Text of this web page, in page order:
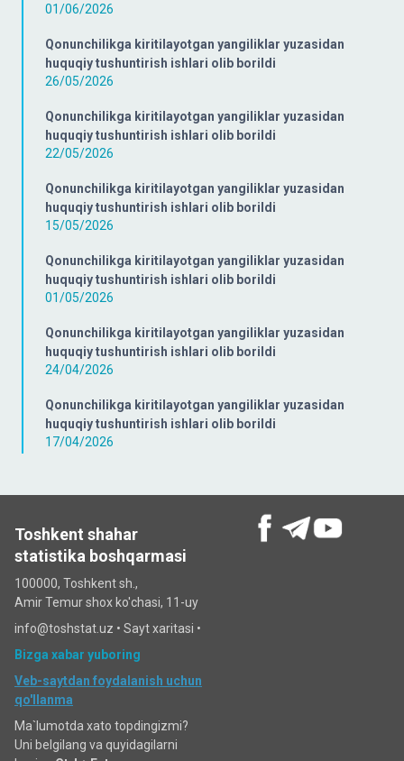
01/06/2026
Qonunchilikga kiritilayotgan yangiliklar yuzasidan
huquqiy tushuntirish ishlari olib borildi
26/05/2026
Qonunchilikga kiritilayotgan yangiliklar yuzasidan
huquqiy tushuntirish ishlari olib borildi
22/05/2026
Qonunchilikga kiritilayotgan yangiliklar yuzasidan
huquqiy tushuntirish ishlari olib borildi
15/05/2026
Qonunchilikga kiritilayotgan yangiliklar yuzasidan
huquqiy tushuntirish ishlari olib borildi
01/05/2026
Qonunchilikga kiritilayotgan yangiliklar yuzasidan
huquqiy tushuntirish ishlari olib borildi
24/04/2026
Qonunchilikga kiritilayotgan yangiliklar yuzasidan
huquqiy tushuntirish ishlari olib borildi
17/04/2026
Toshkent shahar
statistika boshqarmasi
100000, Toshkent sh.,
Amir Temur shox ko'chasi, 11-uy
info@toshstat.uz • Sayt xaritasi •
Bizga xabar yuboring
Veb-saytdan foydalanish uchun
qo'llanma
Ma`lumotda xato topdingizmi?
Uni belgilang va quyidagilarni